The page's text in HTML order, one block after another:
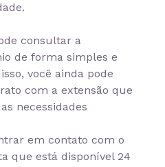
consultar a
de forma simples e
você ainda pode
com a extensão que
necessidades
em contato com o
que está disponível 24